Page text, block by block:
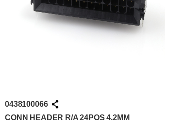
0438100066
CONN HEADER R/A 24POS 4.2MM